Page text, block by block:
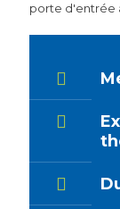
porte d'entrée